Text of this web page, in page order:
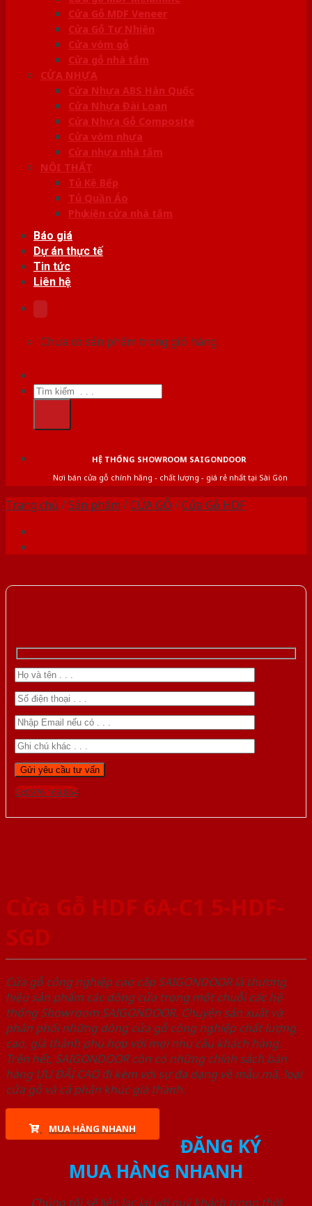
Cửa Gỗ MDF Veneer
Cửa Gỗ Tự Nhiên
Cửa vòm gỗ
Cửa gỗ nhà tắm
CỬA NHỰA
Cửa Nhựa ABS Hàn Quốc
Cửa Nhựa Đài Loan
Cửa Nhựa Gỗ Composite
Cửa vòm nhựa
Cửa nhựa nhà tắm
NỘI THẤT
Tủ Kệ Bếp
Tủ Quần Áo
Phụ kiện cửa nhà tắm
Báo giá
Dự án thực tế
Tin tức
Liên hệ
Chưa có sản phẩm trong giỏ hàng.
Tìm
kiếm:
HỆ THỐNG SHOWROOM SAIGONDOOR
Nơi bán cửa gỗ chính hãng - chất lượng - giá rẻ nhất tại Sài Gòn
Trang chủ /Sản phẩm /CỬA GỖ /Cửa Gỗ HDF
Gọi 0976.169.864
Cửa Gỗ HDF 6A-C1 5-HDF-
SGD
Cửa gỗ công nghiệp cao cấp SAIGONDOOR là thương
hiệu sản phẩm các dòng cửa trong một chuỗi các hệ
thống Showroom SAIGONDOOR. Chuyên sản xuất và
phân phối những dòng cửa gỗ công nghiệp chất lượng
cao, giá thành phù hợp với mọi nhu cầu khách hàng.
Trên hết, SAIGONDOOR còn có những chính sách bán
hàng ƯU ĐÃI CAO đi kèm với sự đa dạng về mẫu mã, loại
cửa gỗ và cả phân khúc giá thành.
MUA HÀNG NHANH
ĐĂNG KÝ
MUA HÀNG NHANH
Chúng tôi sẽ liên lạc lại với quý khách trong thời